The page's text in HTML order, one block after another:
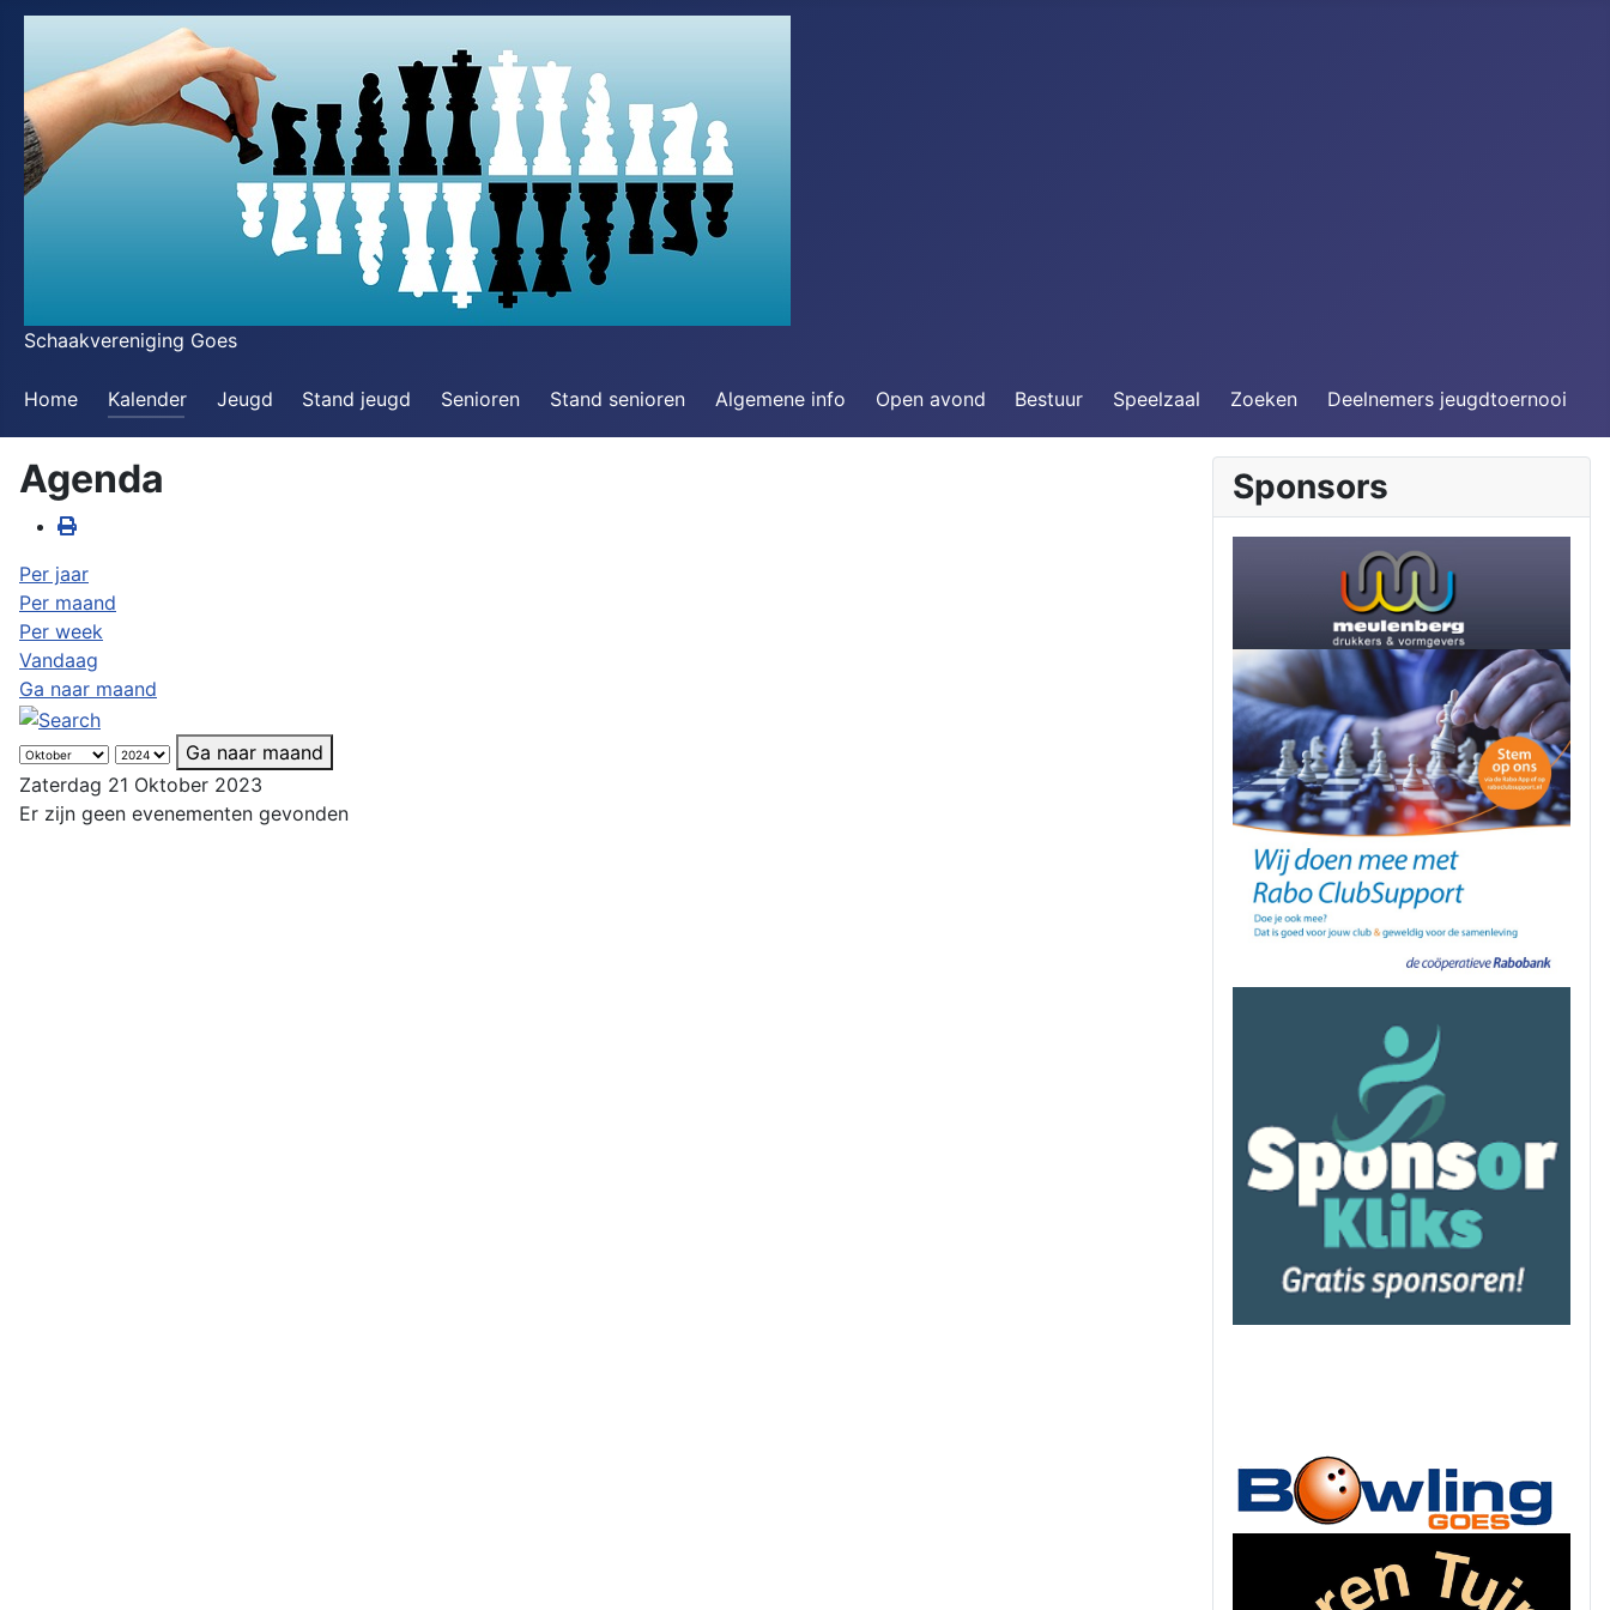
Schaakvereniging Goes
Home Kalender Jeugd Stand jeugd Senioren Stand senioren Algemene info Open avond Bestuur Speelzaal Zoeken Deelnemers jeugdtoernooi
Agenda
Per jaar
Per maand
Per week
Vandaag
Ga naar maand
Ga naar maand
Zaterdag 21 Oktober 2023
Er zijn geen evenementen gevonden
Sponsors